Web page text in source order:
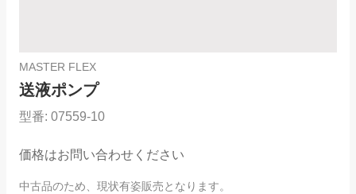
MASTER FLEX
送液ポンプ
型番: 07559-10
価格はお問い合わせください
中古品のため、現状有姿販売となります。